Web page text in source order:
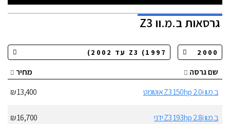
גרסאותב.מ.וו Z3
שם גרסה
מחיר
ב.מ.וו Z3 150hp 2.0i אוטומט
13,400 ₪
ב.מ.וו Z3 193hp 2.8i ידני 16,700 ₪